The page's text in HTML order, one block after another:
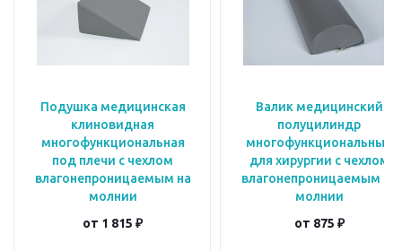
Подушка медицинская
клиновидная
многофункциональная
под плечи с чехлом
влагонепроницаемым на
молнии
от 1 815 ₽
Валик медицинский
полуцилиндр
многофункциональный
для хирургии с чехлом
влагонепроницаемым на
молнии
от 875 ₽